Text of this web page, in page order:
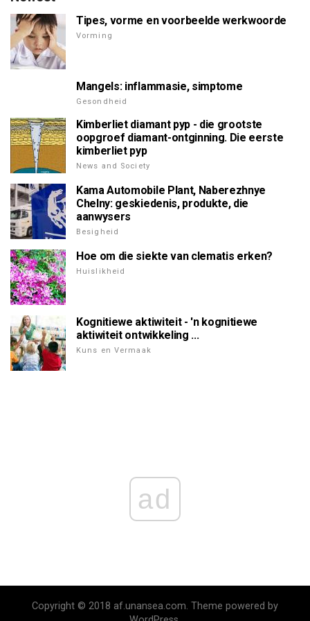
Tipes, vorme en voorbeelde werkwoorde
Vorming
Mangels: inflammasie, simptome
Gesondheid
Kimberliet diamant pyp - die grootste
oopgroef diamant-ontginning. Die eerste
kimberliet pyp
News and Society
Kama Automobile Plant, Naberezhnye
Chelny: geskiedenis, produkte, die
aanwysers
Besigheid
Hoe om die siekte van clematis erken?
Huislikheid
Kognitiewe aktiwiteit - 'n kognitiewe
aktiwiteit ontwikkeling ...
Kuns en Vermaak
ad
Copyright © 2018 af.unansea.com. Theme powered by